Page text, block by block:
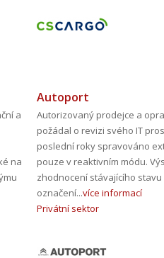
a
na
Autoport
Autorizovaný prodejce a
požádal o revizi svého IT
poslední roky spravováno
pouze v reaktivním módu.
zhodnocení stávajícího stavu
označení...více informací
Privátní sektor